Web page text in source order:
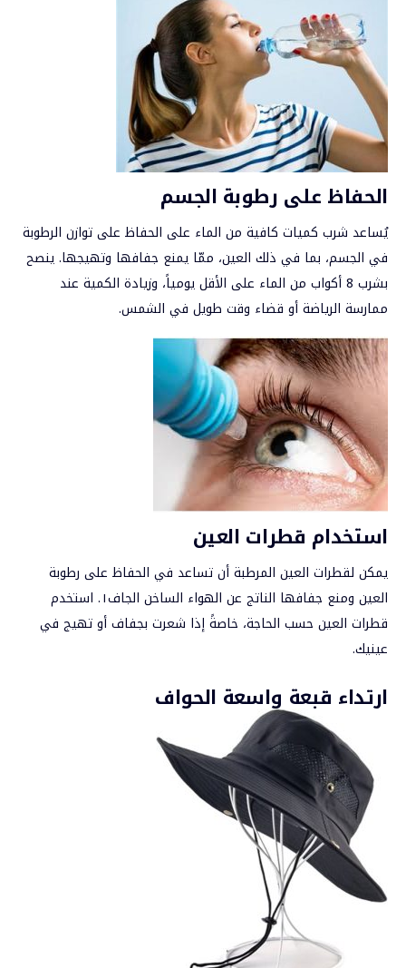
الحفاظ على رطوبة الجسم
يُساعد شرب كميات كافية من الماء على الحفاظ على توازن الرطوبة
في الجسم، بما في ذلك العين، ممّا يمنع جفافها وتهيجها. ينصح
بشرب 8 أكواب من الماء على الأقل يومياً، وزيادة الكمية عند
ممارسة الرياضة أو قضاء وقت طويل في الشمس.
استخدام قطرات العين
يمكن لقطرات العين المرطبة أن تساعد في الحفاظ على رطوبة
العين ومنع جفافها الناتج عن الهواء الساخن الجاف١. استخدم
قطرات العين حسب الحاجة، خاصةً إذا شعرت بجفاف أو تهيج في
عينيك.
ارتداء قبعة واسعة الحواف